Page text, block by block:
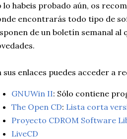
lo habeis probado aún, os
encontrarás todo tipo de
de un boletín semanal
sus enlaces puedes acceder a
GNUWin II: Sólo contiene
The Open CD: Lista corta
Proyecto CDROM Software
LiveCD